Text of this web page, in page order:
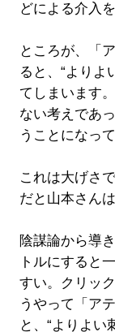
どによる介入
ところが、「
ると、“よりよ
てしまいます
ない考えであ
うことになっ
これは大げさ
だと山本さん
陰謀論から導
トルにすると
すい。クリッ
うやって「ア
と、“よりよい